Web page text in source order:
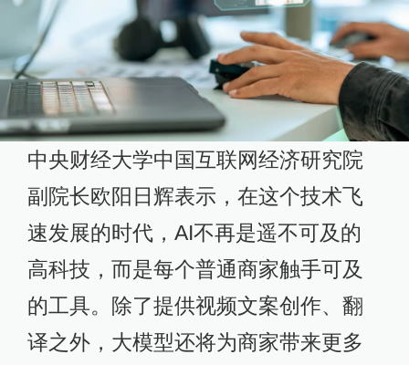
中央财经大学中国互联网经济研究院
副院长欧阳日辉表示，在这个技术飞
速发展的时代，AI不再是遥不可及的
高科技，而是每个普通商家触手可及
的工具。除了提供视频文案创作、翻
译之外，大模型还将为商家带来更多